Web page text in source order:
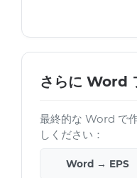
さらに Word
最終的な Word で
しください：
Word → EPS